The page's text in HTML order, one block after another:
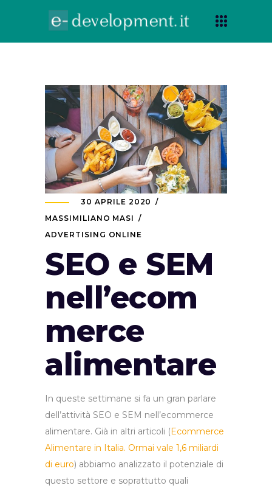
30 APRILE 2020
MASSIMILIANO MASI
ADVERTISING ONLINE
SEO e SEM
nell’ecom
merce
alimentare
In queste settimane si fa un gran parlare
dell’attività SEO e SEM nell’ecommerce
alimentare. Già in altri articoli (Ecommerce
Alimentare in Italia. Ormai vale 1,6 miliardi
di euro) abbiamo analizzato il potenziale di
questo settore e soprattutto quali